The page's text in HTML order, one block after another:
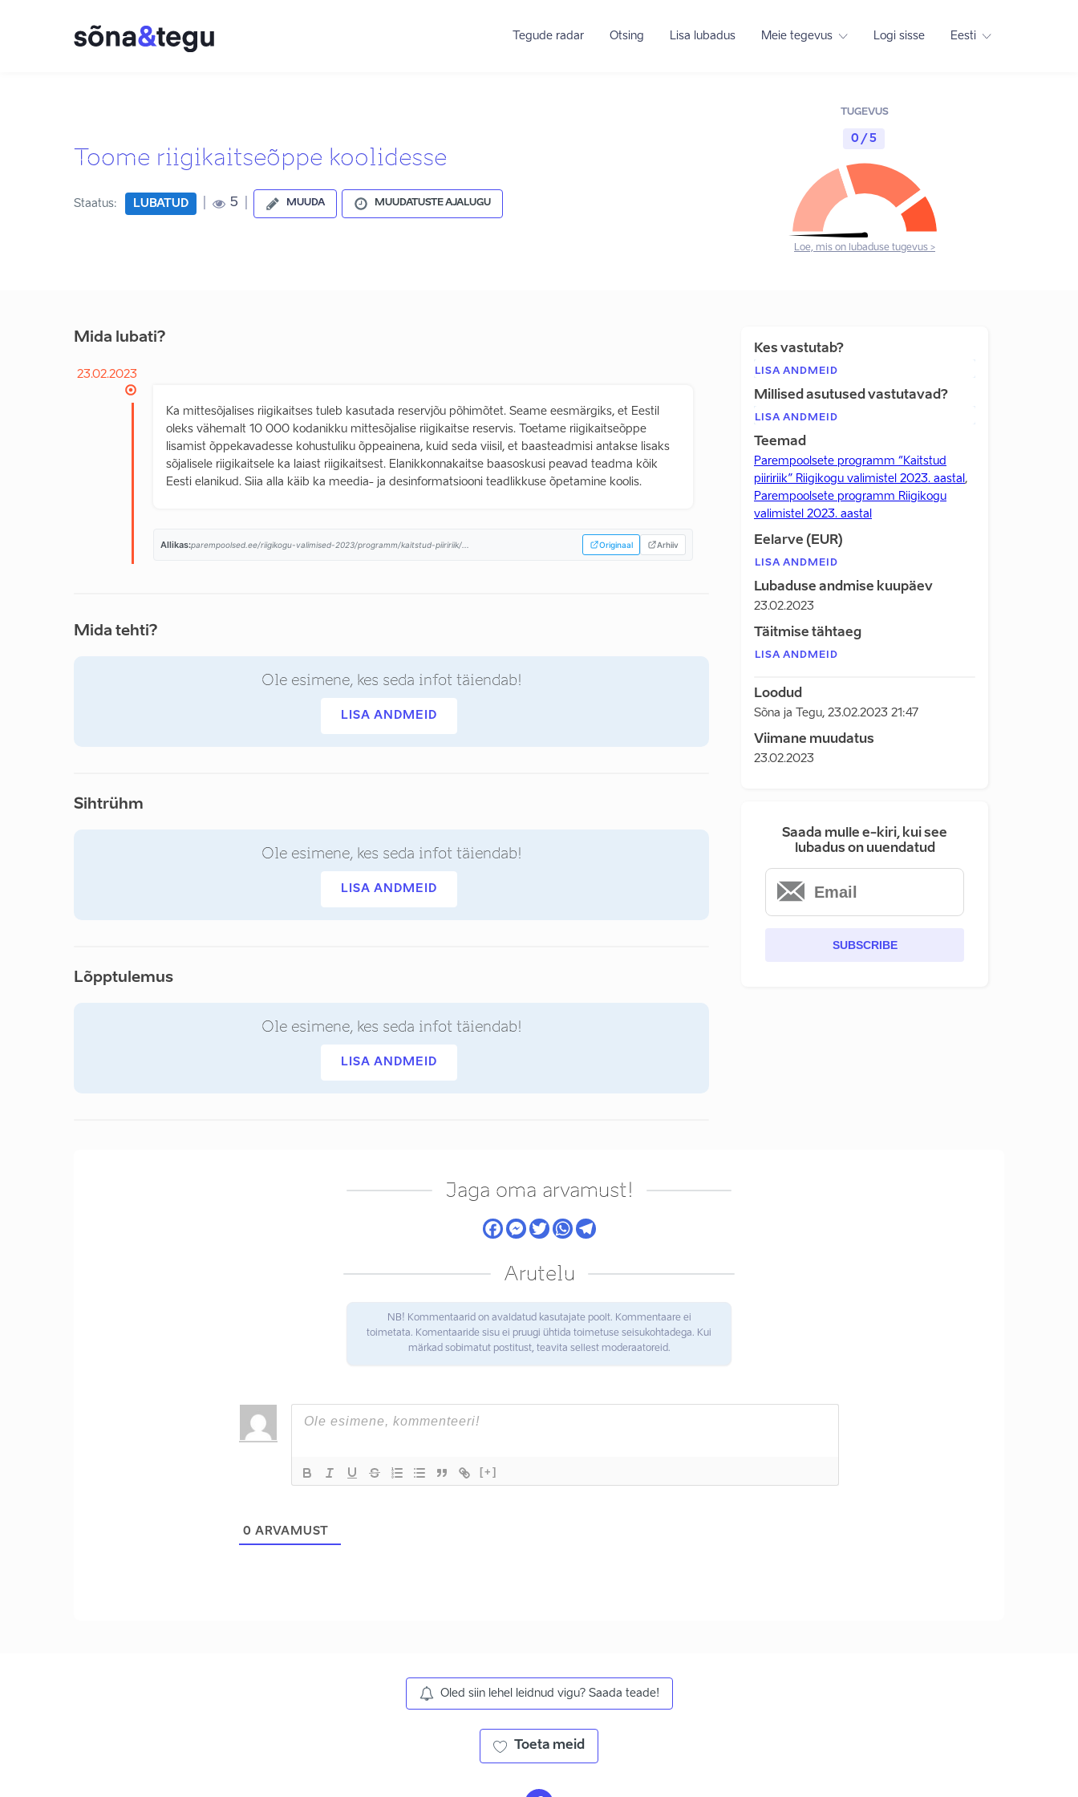
Tegude radar Otsing Lisa lubadus Meie tegevus Logi sisse Eesti
Toome riigikaitseõppe koolidesse
Staatus: LUBATUD 5 MUUDA MUUDATUSTE AJALUGU
TUGEVUS
0 / 5
Loe, mis on lubaduse tugevus >
Mida lubati?
23.02.2023
Ka mittesõjalises riigikaitses tuleb kasutada reservjõu põhimõtet. Seame eesmärgiks, et Eestil
oleks vähemalt 10 000 kodanikku mittesõjalise riigikaitse reservis. Toetame riigikaitseõppe
lisamist õppekavadesse kohustuliku õppeainena, kuid seda viisil, et baasteadmisi antakse lisaks
sõjalisele riigikaitsele ka laiast riigikaitsest. Elanikkonnakaitse baasoskusi peavad teadma kõik
Eesti elanikud. Siia alla käib ka meedia- ja desinformatsiooni teadlikkuse õpetamine koolis.
Allikas:parempoolsed.ee/riigikogu-valimised-2023/programm/kaitstud-piiririik/... Originaal Arhiiv
Mida tehti?
Ole esimene, kes seda infot täiendab!
LISA ANDMEID
Sihtrühm
Ole esimene, kes seda infot täiendab!
LISA ANDMEID
Lõpptulemus
Ole esimene, kes seda infot täiendab!
LISA ANDMEID
Kes vastutab?
LISA ANDMEID
Millised asutused vastutavad?
LISA ANDMEID
Teemad
Parempoolsete programm “Kaitstud
piiririik” Riigikogu valimistel 2023. aastal ,
Parempoolsete programm Riigikogu
valimistel 2023. aastal
Eelarve (EUR)
LISA ANDMEID
Lubaduse andmise kuupäev
23.02.2023
Täitmise tähtaeg
LISA ANDMEID
Loodud
Sõna ja Tegu, 23.02.2023 21:47
Viimane muudatus
23.02.2023
Saada mulle e-kiri, kui see
lubadus on uuendatud
SUBSCRIBE
Jaga oma arvamust!
Arutelu
NB! Kommentaarid on avaldatud kasutajate poolt. Kommentaare ei
toimetata. Komentaaride sisu ei pruugi ühtida toimetuse seisukohtadega. Kui
märkad sobimatut postitust, teavita sellest moderaatoreid.
[+]
0 ARVAMUST
Oled siin lehel leidnud vigu? Saada teade!
Toeta meid